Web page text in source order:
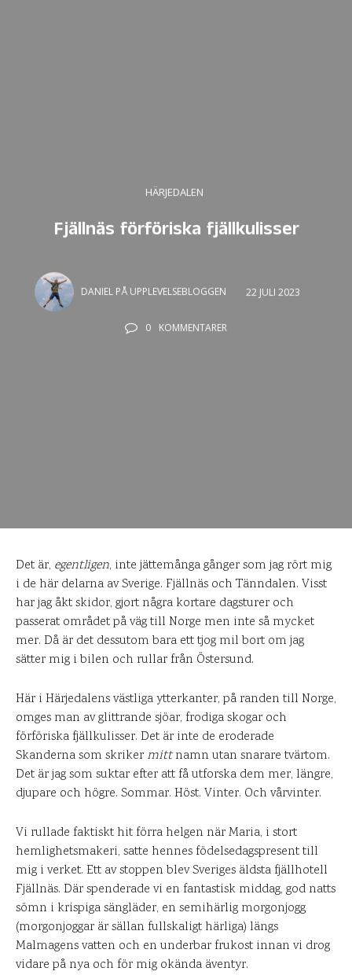
HÄRJEDALEN
Fjällnäs förföriska fjällkulisser
DANIEL PÅ UPPLEVELSEBLOGGEN 22 JULI 2023
0 KOMMENTARER
Det är, egentligen, inte jättemånga gånger som jag rört mig
i de här delarna av Sverige. Fjällnäs och Tänndalen. Visst
har jag åkt skidor, gjort några kortare dagsturer och
passerat området på väg till Norge men inte så mycket
mer. Då är det dessutom bara ett tjog mil bort om jag
sätter mig i bilen och rullar från Östersund.
Här i Härjedalens västliga ytterkanter, på randen till Norge,
omges man av glittrande sjöar, frodiga skogar och
förföriska fjällkulisser. Det är inte de eroderade
Skanderna som skriker mittnamn utan snarare tvärtom.
Det är jag som suktar efter att få utforska dem mer, längre,
djupare och högre. Sommar. Höst. Vinter. Och vårvinter.
Vi rullade faktiskt hit förra helgen när Maria, i stort
hemlighetsmakeri, satte hennes födelsedagspresent till
mig i verket. Ett av stoppen blev Sveriges äldsta fjällhotell
Fjällnäs. Där spenderade vi en fantastisk middag, god natts
sömn i krispiga sängläder, en semihärlig morgonjogg
(morgonjoggar är sällan fullskaligt härliga) längs
Malmagens vatten och en underbar frukost innan vi drog
vidare på nya och för mig okända äventyr.